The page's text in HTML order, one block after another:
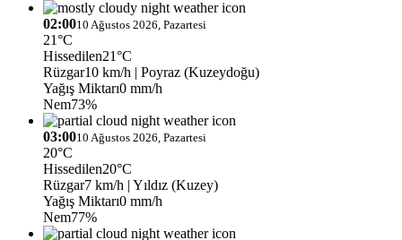
02:0010 Ağustos 2026, Pazartesi
21°C
Hissedilen21°C
Rüzgar10 km/h | Poyraz (Kuzeydoğu)
Yağış Miktarı0 mm/h
Nem73%
03:0010 Ağustos 2026, Pazartesi
20°C
Hissedilen20°C
Rüzgar7 km/h | Yıldız (Kuzey)
Yağış Miktarı0 mm/h
Nem77%